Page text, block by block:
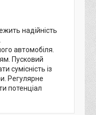
надійність
автомобіля.
Пусковий
сумісність із
Регулярне
потенціал